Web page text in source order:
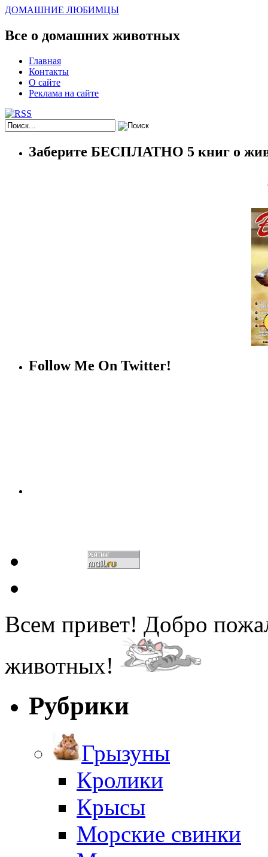
ДОМАШНИЕ ЛЮБИМЦЫ
Все о домашних животных
Главная
Контакты
О сайте
Реклама на сайте
Заберите БЕСПЛАТНО 5 книг о
Follow Me On Twitter!
Всем привет! Добро
животных!
Рубрики
Грызуны
Кролики
Крысы
Морские свинки